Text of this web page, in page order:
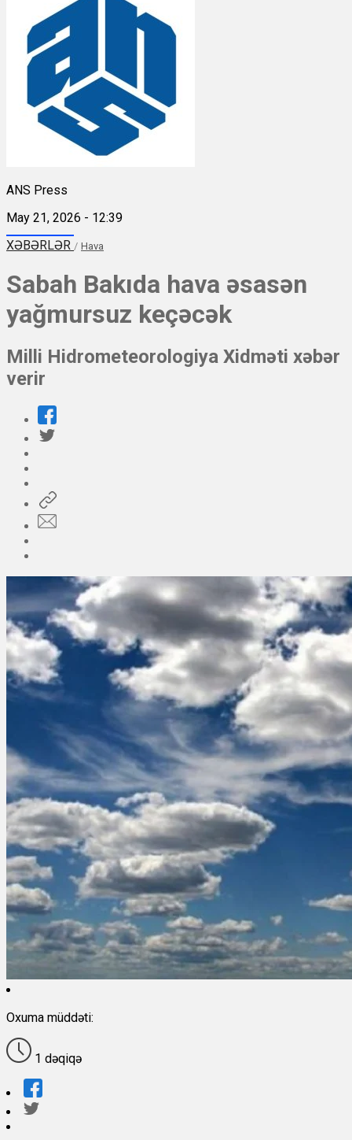
ANS Press
May 21, 2026 - 12:39
XƏBƏRLƏR / Hava
Sabah Bakıda hava əsasən
yağmursuz keçəcək
Milli Hidrometeorologiya Xidməti xəbər
verir
Oxuma müddəti:
1 dəqiqə